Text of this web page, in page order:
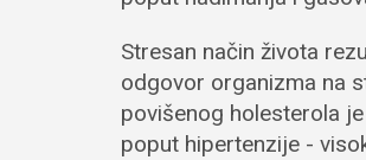
Stresan način života
odgovor organizma na
povišenog holesterola
poput hipertenzije -